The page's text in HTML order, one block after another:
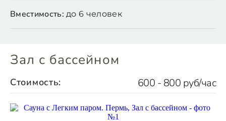
Вместимость: до 6 человек
Зал с бассейном
Стоимость: 600 - 800 руб/час